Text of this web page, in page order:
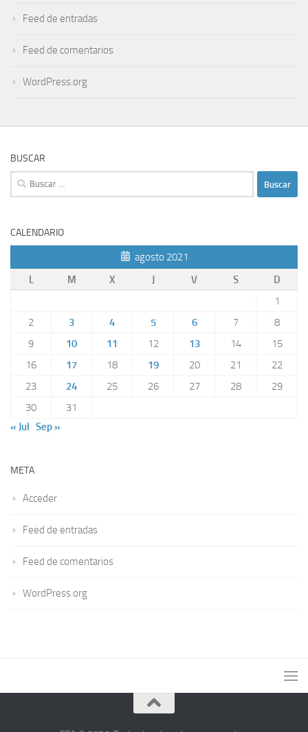
Feed de entradas
Feed de comentarios
WordPress.org
BUSCAR
Buscar:
CALENDARIO
agosto 2021
L
M X J V S
D
1
2
3 4 5 6 7
8
9
10 11 12 13 14
15
16
17 18 19 20 21
22
23
24 25 26 27 28
29
30
31
« Jul Sep »
META
Acceder
Feed de entradas
Feed de comentarios
WordPress.org